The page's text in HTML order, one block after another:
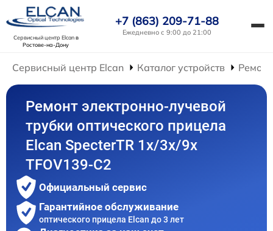
Сервисный центр Elcanв
Ростове-на-Дону
+7 (863) 209-71-88
Ежедневно с 9:00 до 21:00
Сервисный центр Elcan Каталог устройств
Ремонт электронно-лучевой
трубки оптического прицела
Elcan SpecterTR 1x/3x/9x
TFOV139-C2
Официальный сервис
Гарантийное обслуживание
оптического прицела Elcan до 3 лет